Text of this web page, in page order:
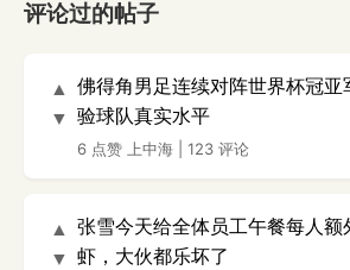
评论过的帖子
▲
▼
佛得角男足连续对阵世界杯冠亚
验球队真实水平
6 点赞 上中海 123 评论
▲
▼
张雪今天给全体员工午餐每人额
虾，大伙都乐坏了